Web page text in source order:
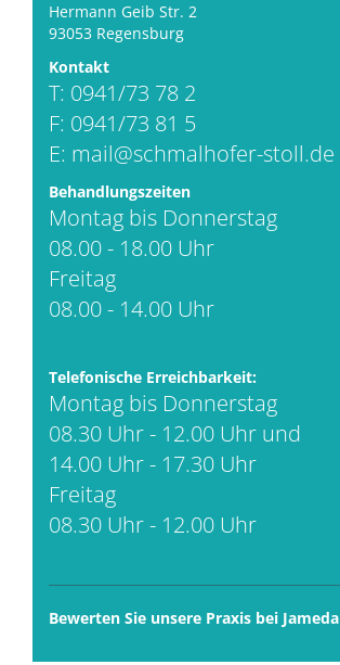
Hermann Geib Str. 2
93053 Regensburg
Kontakt
T: 0941/73 78 2
F: 0941/73 81 5
E: mail@schmalhofer-stoll.de
Behandlungszeiten
Montag bis Donnerstag
08.00 - 18.00 Uhr
Freitag
08.00 - 14.00 Uhr
Telefonische Erreichbarkeit:
Montag bis Donnerstag
08.30 Uhr - 12.00 Uhr und
14.00 Uhr - 17.30 Uhr
Freitag
08.30 Uhr - 12.00 Uhr
Bewerten Sie unsere Praxis bei Jameda